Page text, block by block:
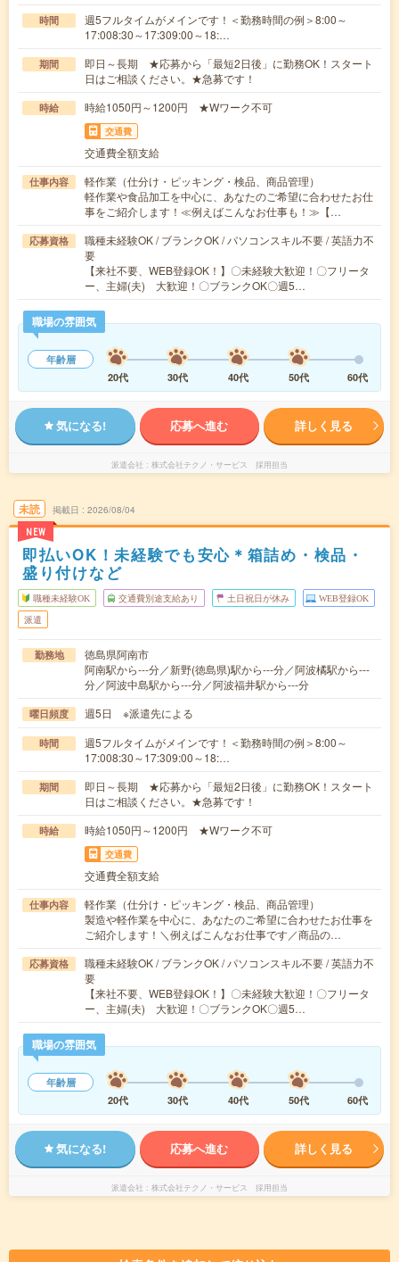
時間
週5フルタイムがメインです！＜勤務時間の例＞8:00～
17:008:30～17:309:00～18:…
期間
即日～長期 ★応募から「最短2日後」に勤務OK！スタート
日はご相談ください。★急募です！
時給 時給1050円～1200円 ★Wワーク不可
交通費
交通費全額支給
仕事内容
軽作業（仕分け・ピッキング・検品、商品管理）
軽作業や食品加工を中心に、あなたのご希望に合わせたお仕
事をご紹介します！≪例えばこんなお仕事も！≫【…
応募資格
職種未経験OK / ブランクOK / パソコンスキル不要 / 英語力不
要
【来社不要、WEB登録OK！】〇未経験大歓迎！〇フリータ
ー、主婦(夫) 大歓迎！〇ブランクOK〇週5…
職場の雰囲気
年齢層
20代
30代 40代 50代 60代
気になる! 応募へ進む 詳しく見る
派遣会社 株式会社テクノ・サービス 採用担当
未読
NEW
掲載日 2026/08/04
即払いOK！未経験でも安心＊箱詰め・検品・
盛り付けなど
職種未経験OK 交通費別途支給あり 土日祝日が休み WEB登録OK
派遣
勤務地
徳島県阿南市
阿南駅から---分／新野(徳島県)駅から---分／阿波橘駅から---
分／阿波中島駅から---分／阿波福井駅から---分
曜日頻度 週5日 ※派遣先による
時間
週5フルタイムがメインです！＜勤務時間の例＞8:00～
17:008:30～17:309:00～18:…
期間
即日～長期 ★応募から「最短2日後」に勤務OK！スタート
日はご相談ください。★急募です！
時給 時給1050円～1200円 ★Wワーク不可
交通費
交通費全額支給
仕事内容
軽作業（仕分け・ピッキング・検品、商品管理）
製造や軽作業を中心に、あなたのご希望に合わせたお仕事を
ご紹介します！＼例えばこんなお仕事です／商品の…
応募資格
職種未経験OK / ブランクOK / パソコンスキル不要 / 英語力不
要
【来社不要、WEB登録OK！】〇未経験大歓迎！〇フリータ
ー、主婦(夫) 大歓迎！〇ブランクOK〇週5…
職場の雰囲気
年齢層
20代
30代 40代 50代 60代
気になる! 応募へ進む 詳しく見る
派遣会社 株式会社テクノ・サービス 採用担当